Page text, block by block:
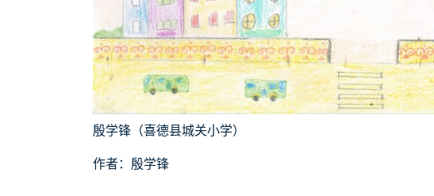
殷学锋（喜德县城关小学）
作者：殷学锋